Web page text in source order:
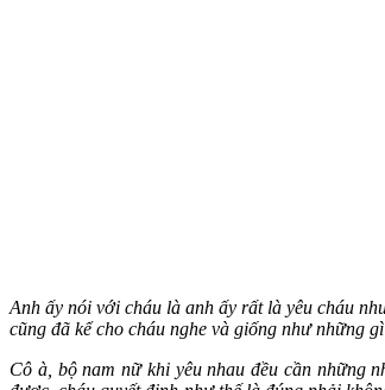
Anh ấy nói với cháu là anh ấy rất là yêu cháu
cũng đã kể cho cháu nghe và giống như những
Cô à, bộ nam nữ khi yêu nhau đều cần những